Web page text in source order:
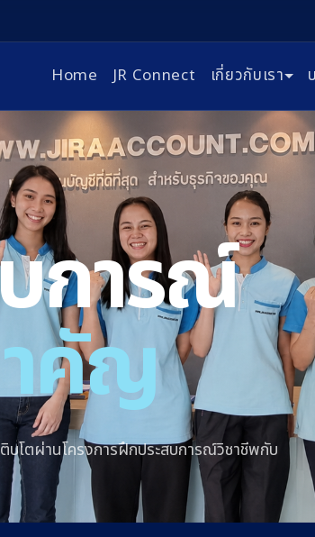
Home JR Connect เกี่ยวกับเรา
การณ์
คัญ
บโตผ่านโครงการฝึกประสบการณ์วิชาชีพกับ